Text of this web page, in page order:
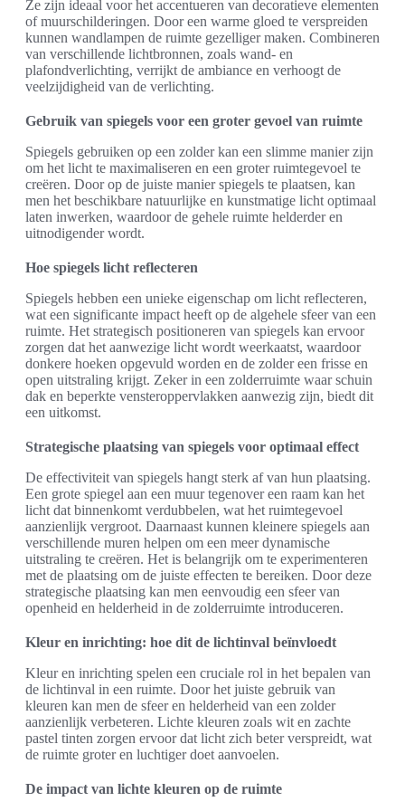
Ze zijn ideaal voor het accentueren van decoratieve elementen
of muurschilderingen. Door een warme gloed te verspreiden
kunnen wandlampen de ruimte gezelliger maken. Combineren
van verschillende lichtbronnen, zoals wand- en
plafondverlichting, verrijkt de ambiance en verhoogt de
veelzijdigheid van de verlichting.
Gebruik van spiegels voor een groter gevoel van ruimte
Spiegels gebruiken op een zolder kan een slimme manier zijn
om het licht te maximaliseren en een groter ruimtegevoel te
creëren. Door op de juiste manier spiegels te plaatsen, kan
men het beschikbare natuurlijke en kunstmatige licht optimaal
laten inwerken, waardoor de gehele ruimte helderder en
uitnodigender wordt.
Hoe spiegels licht reflecteren
Spiegels hebben een unieke eigenschap om licht reflecteren,
wat een significante impact heeft op de algehele sfeer van een
ruimte. Het strategisch positioneren van spiegels kan ervoor
zorgen dat het aanwezige licht wordt weerkaatst, waardoor
donkere hoeken opgevuld worden en de zolder een frisse en
open uitstraling krijgt. Zeker in een zolderruimte waar schuin
dak en beperkte vensteroppervlakken aanwezig zijn, biedt dit
een uitkomst.
Strategische plaatsing van spiegels voor optimaal effect
De effectiviteit van spiegels hangt sterk af van hun plaatsing.
Een grote spiegel aan een muur tegenover een raam kan het
licht dat binnenkomt verdubbelen, wat het ruimtegevoel
aanzienlijk vergroot. Daarnaast kunnen kleinere spiegels aan
verschillende muren helpen om een meer dynamische
uitstraling te creëren. Het is belangrijk om te experimenteren
met de plaatsing om de juiste effecten te bereiken. Door deze
strategische plaatsing kan men eenvoudig een sfeer van
openheid en helderheid in de zolderruimte introduceren.
Kleur en inrichting: hoe dit de lichtinval beïnvloedt
Kleur en inrichting spelen een cruciale rol in het bepalen van
de lichtinval in een ruimte. Door het juiste gebruik van
kleuren kan men de sfeer en helderheid van een zolder
aanzienlijk verbeteren. Lichte kleuren zoals wit en zachte
pastel tinten zorgen ervoor dat licht zich beter verspreidt, wat
de ruimte groter en luchtiger doet aanvoelen.
De impact van lichte kleuren op de ruimte